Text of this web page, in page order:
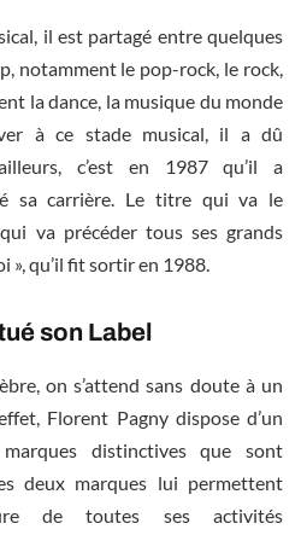
il est partagé entre quelques
notamment le pop-rock, le rock,
la dance, la musique du monde
à ce stade musical, il a dû
c’est en 1987 qu’il a
sa carrière. Le titre qui va le
va précéder tous ses grands
», qu’il fit sortir en 1988.
son Label
on s’attend sans doute à un
Florent Pagny dispose d’un
distinctives que sont
deux marques lui permettent
de toutes ses activités